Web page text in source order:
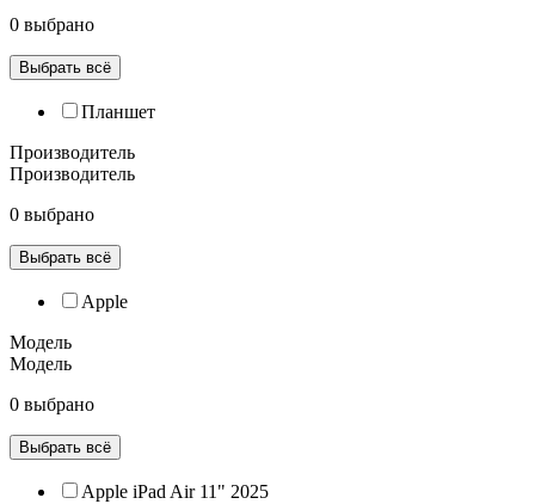
0 выбрано
Выбрать всё
Планшет
Производитель
Производитель
0 выбрано
Выбрать всё
Apple
Модель
Модель
0 выбрано
Выбрать всё
Apple iPad Air 11" 2025